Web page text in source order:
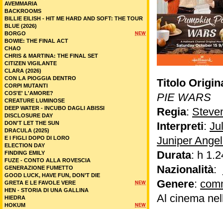
Titolo
PIE WARS
Regia:
Interpreti:
Juniper
Durata: h
Nazionalità:
Genere:
Al cinema
AVEMMARIA
BACKROOMS
BILLIE EILISH - HIT ME HARD AND SOFT: THE TOUR
BLUE (2026)
NEW
BORGO
BOWIE: THE FINAL ACT
CHAO
CHRIS & MARTINA: THE FINAL SET
CITIZEN VIGILANTE
CLARA (2026)
CON LA PIOGGIA DENTRO
CORPI MUTANTI
COS'E' L'AMORE?
CREATURE LUMINOSE
DEEP WATER - INCUBO DAGLI ABISSI
DISCLOSURE DAY
DON'T LET THE SUN
DRACULA (2025)
E I FIGLI DOPO DI LORO
ELECTION DAY
FINDING EMILY
FUZE - CONTO ALLA ROVESCIA
GENERAZIONE FUMETTO
GOOD LUCK, HAVE FUN, DON’T DIE
NEW
GRETA E LE FAVOLE VERE
HEN - STORIA DI UNA GALLINA
HIEDRA
NEW
HOKUM